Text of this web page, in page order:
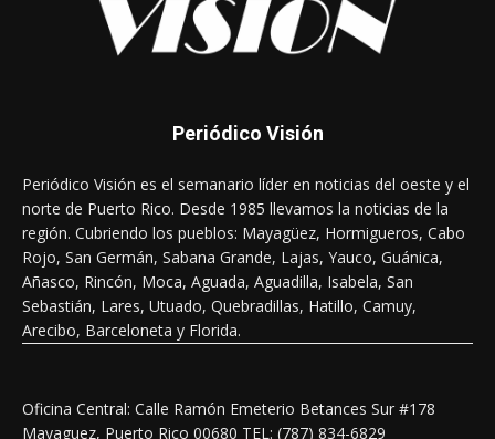
Periódico Visión
Periódico Visión es el semanario líder en noticias del oeste y el
norte de Puerto Rico. Desde 1985 llevamos la noticias de la
región. Cubriendo los pueblos: Mayagüez, Hormigueros, Cabo
Rojo, San Germán, Sabana Grande, Lajas, Yauco, Guánica,
Añasco, Rincón, Moca, Aguada, Aguadilla, Isabela, San
Sebastián, Lares, Utuado, Quebradillas, Hatillo, Camuy,
Arecibo, Barceloneta y Florida.
Oficina Central: Calle Ramón Emeterio Betances Sur #178
Mayaguez, Puerto Rico 00680 TEL: (787) 834-6829